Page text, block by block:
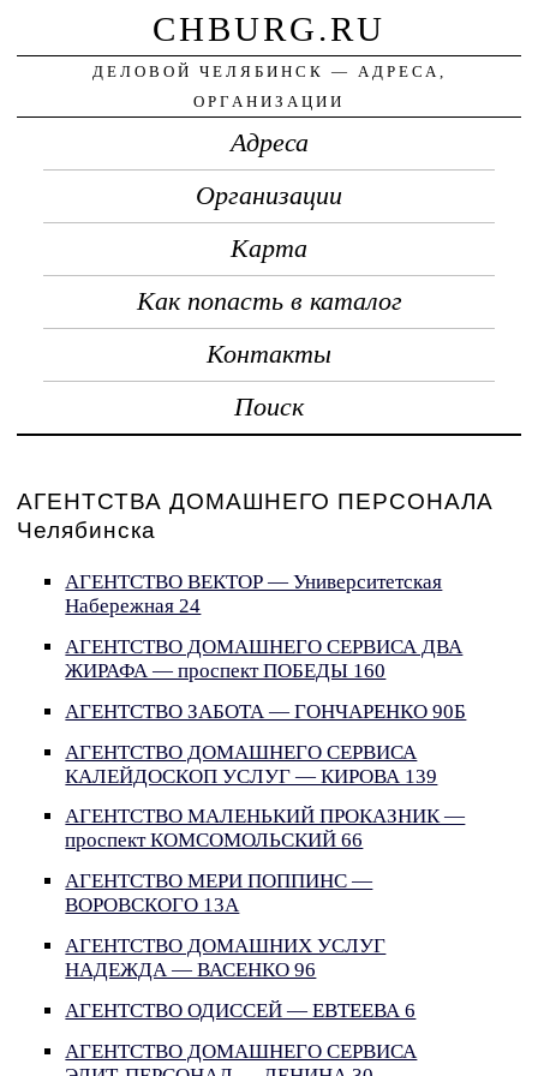
CHBURG.RU
ДЕЛОВОЙ ЧЕЛЯБИНСК — АДРЕСА,
ОРГАНИЗАЦИИ
Адреса
Организации
Карта
Как попасть в каталог
Контакты
Поиск
АГЕНТСТВА ДОМАШНЕГО ПЕРСОНАЛА
Челябинска
АГЕНТСТВО ВЕКТОР — Университетская
Набережная 24
АГЕНТСТВО ДОМАШНЕГО СЕРВИСА ДВА
ЖИРАФА — проспект ПОБЕДЫ 160
АГЕНТСТВО ЗАБОТА — ГОНЧАРЕНКО 90Б
АГЕНТСТВО ДОМАШНЕГО СЕРВИСА
КАЛЕЙДОСКОП УСЛУГ — КИРОВА 139
АГЕНТСТВО МАЛЕНЬКИЙ ПРОКАЗНИК —
проспект КОМСОМОЛЬСКИЙ 66
АГЕНТСТВО МЕРИ ПОППИНС —
ВОРОВСКОГО 13А
АГЕНТСТВО ДОМАШНИХ УСЛУГ
НАДЕЖДА — ВАСЕНКО 96
АГЕНТСТВО ОДИССЕЙ — ЕВТЕЕВА 6
АГЕНТСТВО ДОМАШНЕГО СЕРВИСА